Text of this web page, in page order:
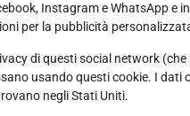
Instagram e WhatsApp e
per la pubblicità
di questi social network
usando questi cookie. I
negli Stati Uniti.